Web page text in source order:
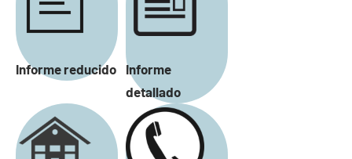
Informe reducido
Informe
detallado